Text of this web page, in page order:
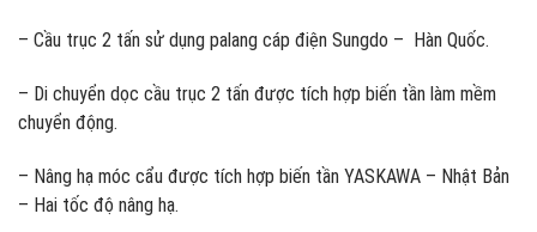
– Cầu trục 2 tấn sử dụng palang cáp điện Sungdo – Hàn Quốc.
– Di chuyển dọc cầu trục 2 tấn được tích hợp biến tần làm mềm
chuyển động.
– Nâng hạ móc cẩu được tích hợp biến tần YASKAWA – Nhật Bản
– Hai tốc độ nâng hạ.